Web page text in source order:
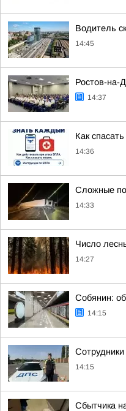
Водитель
14:45
Ростов-на-
14:37
Как
14:36
Сложные
14:33
Число
14:27
Собянин:
14:15
14:15
Сбытчика